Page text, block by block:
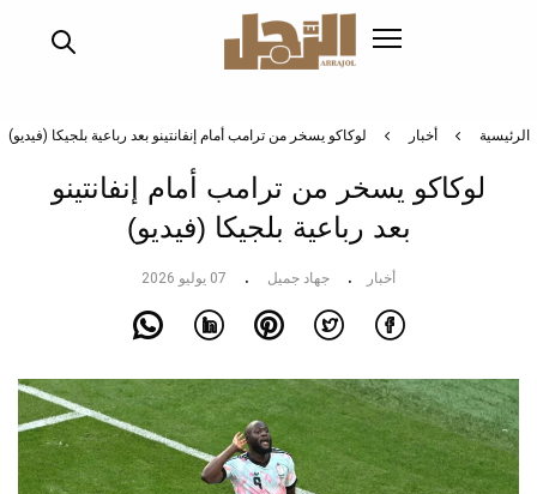
الرئيسية أخبار لوكاكو يسخر من ترامب أمام إنفانتينو بعد رباعية بلجيكا (فيديو)
لوكاكو يسخر من ترامب أمام إنفانتينو
بعد رباعية بلجيكا (فيديو)
أخبار جهاد جميل 07 يوليو 2026